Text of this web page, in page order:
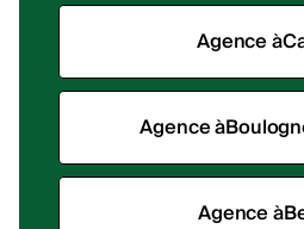
Agence à
Agence à
Agence à